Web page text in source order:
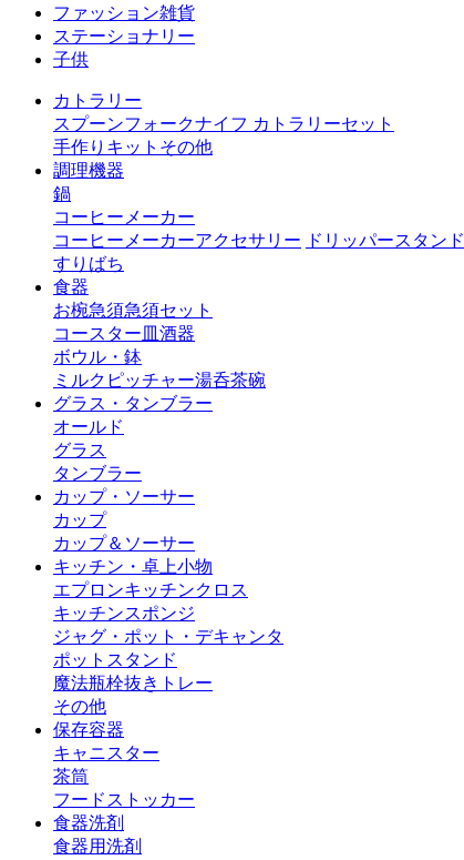
ファッション雑貨
ステーショナリー
子供
カトラリー
スプーンフォークナイフ カトラリーセット
手作りキット その他
調理機器
鍋
コーヒーメーカー
コーヒーメーカーアクセサリー ドリッパースタンド
すりばち
食器
お椀急須急須セット
コースター 皿 酒器
ボウル・鉢
ミルクピッチャー湯呑茶碗
グラス・タンブラー
オールド
グラス
タンブラー
カップ・ソーサー
カップ
カップ＆ソーサー
キッチン・卓上小物
エプロンキッチンクロス
キッチンスポンジ
ジャグ・ポット・デキャンタ
ポットスタンド
魔法瓶栓抜き トレー
その他
保存容器
キャニスター
茶筒
フードストッカー
食器洗剤
食器用洗剤